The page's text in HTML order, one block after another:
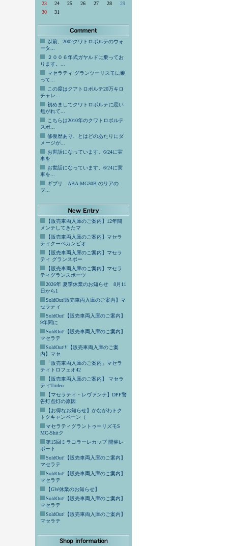
23
24 25 26 27 28
29
30
31
以前、2002クワトロポルテのウォ
ータ...
２００６年式ガヤルドに乗ってお
ります。...
マセラティ グランツーリスモに乗
って...
この度はクアトロポルテ20万キロ
チャレ...
初めましてクワトロポルテに恋い
焦がれて...
こちらは2010年のクワトロポルテ
スポ...
修復歴あり、とはどのあたりにダ
メージが...
お世話になっています。6/24に実
車を...
お世話になっています。6/24に実
車を...
ギブリ ABA-MG30B のリアの
ブ...
【販売車両入庫のご案内】12年間
メンテしてきたマ
【販売車両入庫のご案内】マセラ
ティクーペカンビオ
【販売車両入庫のご案内】マセラ
ティ グランスポー
【販売車両入庫のご案内】マセラ
ティグランスポーツ
2026年 夏季休業のお知らせ 8月11
日から1
SoldOut!販売車両入庫のご案内】マ
セラティ
SoldOut!【販売車両入庫のご案内】
9年間に
SoldOut!【販売車両入庫のご案内】
マセラテ
SoldOut!!!【販売車両入庫のご案
内】マセ
「販売車両入庫のご案内」マセラ
ティトロフェオ42
【販売車両入庫のご案内】 マセラ
ティTrofeo
【マセラティ・レヴァンテ】DPF警
告灯点灯の原因
【お得なお知らせ】かながわトク
トクキャンペーン（
マセラティグラントゥーリズモS
MC-Shitク
第15回ミラコラーレカップ 開催レ
ポート
SoldOut!【販売車両入庫のご案内】
マセラテ
SoldOut!【販売車両入庫のご案内】
マセラテ
【GW休業のお知らせ】
SoldOut!【販売車両入庫のご案内】
マセラテ
SoldOut!【販売車両入庫のご案内】
マセラテ